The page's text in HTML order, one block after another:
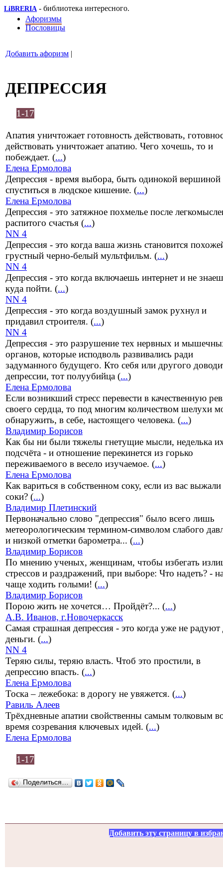
LiBRERIA - библиотека интересного.
Афоризмы
Пословицы
Добавить афоризм |
ДЕПРЕССИЯ
1-17
Апатия уничтожает готовность действовать,
действовать уничтожает апатию. Чего хочешь, то и
побеждает. (...)
Елена Ермолова
Депрессия - время выбора, быть одинокой вершиной
спуститься в людское кишение. (...)
Елена Ермолова
Депрессия - это затяжное похмелье после
распитого счастья (...)
NN 4
Депрессия - это когда ваша жизнь становится
грустный черно-белый мультфильм. (...)
NN 4
Депрессия - это когда включаешь интернет и не
куда пойти. (...)
NN 4
Депрессия - это когда воздушный замок рухнул и
придавил строителя. (...)
NN 4
Депрессия - это разрушение тех нервных и
органов, которые исподволь развивались ради
задуманного будущего. Кто себя или другого
депрессии, тот полуубийца (...)
Елена Ермолова
Если возникший стресс перевести в качественную
своего сердца, то под многим количеством шелухи
обнаружить, в себе, настоящего человека. (...)
Владимир Борисов
Как бы ни были тяжелы гнетущие мысли, неделька
подсчёта - и отношение перекинется из горько
переживаемого в весело изучаемое. (...)
Елена Ермолова
Как вариться в собственном соку, если из вас выжали
соки? (...)
Владимир Плетинский
Первоначально слово "депрессия" было всего лишь
метеорологическим термином-символом слабого
и низкой отметки барометра... (...)
Владимир Борисов
По мнению ученых, женщинам, чтобы избегать
стрессов и раздражений, при выборе: Что надеть? -
чаще ходить голыми! (...)
Владимир Борисов
Порою жить не хочется… Пройдёт?... (...)
А.В. Иванов, г.Новочеркасск
Самая страшная депрессия - это когда уже не радуют
деньги. (...)
NN 4
Теряю силы, теряю власть. Чтоб это простили, в
депрессию впасть. (...)
Елена Ермолова
Тоска – лежебока: в дорогу не увяжется. (...)
Равиль Алеев
Трёхдневные апатии свойственны самым толковым
время созревания ключевых идей. (...)
Елена Ермолова
1-17
Поделиться…
Добавить эту страницу в